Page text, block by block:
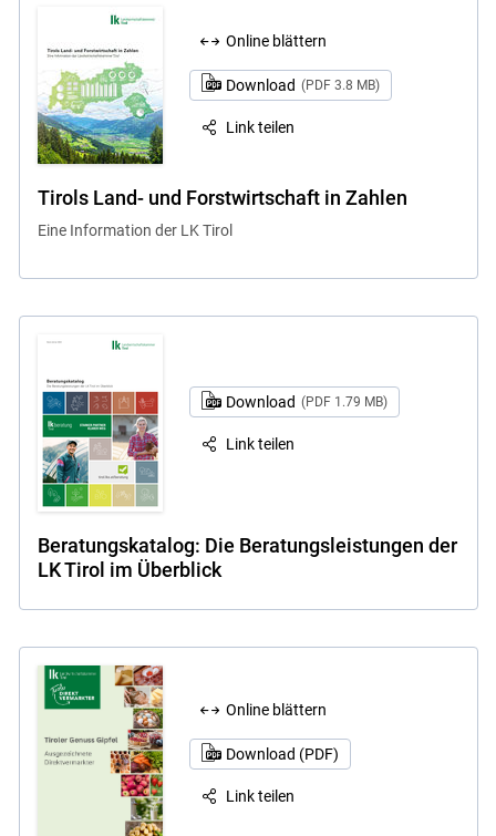
Online blättern
Download (PDF 3.8 MB)
Link teilen
Tirols Land- und Forstwirtschaft in Zahlen
Eine Information der LK Tirol
Download (PDF 1.79 MB)
Link teilen
Beratungskatalog: Die Beratungs­leistungen der
LK Tirol im Überblick
Online blättern
Download (PDF)
Link teilen